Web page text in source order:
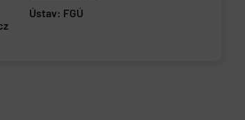
Ústav: FGÚ